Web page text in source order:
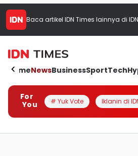
Baca artikel IDN Times lainnya di
HomeNewsBusinessSportTech
For
You
# Yuk Vote Iklanin di